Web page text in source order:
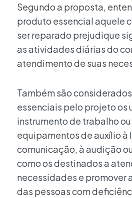
Segundo a proposta,
produto essencial aquele
ser reparado prejudique
as atividades diárias do
atendimento de suas
Também são
essenciais pelo projeto os
instrumento de trabalho
equipamentos de auxílio à
comunicação, à audição
como os destinados a
necessidades e promover
das pessoas com